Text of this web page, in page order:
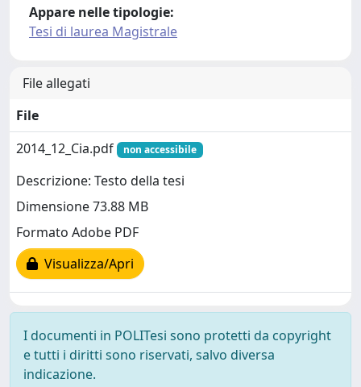
Appare nelle tipologie:
Tesi di laurea Magistrale
File allegati
File
2014_12_Cia.pdf
non accessibile
Descrizione: Testo della tesi
Dimensione 73.88 MB
Formato Adobe PDF
Visualizza/Apri
I documenti in POLITesi sono protetti da copyright
e tutti i diritti sono riservati, salvo diversa
indicazione.